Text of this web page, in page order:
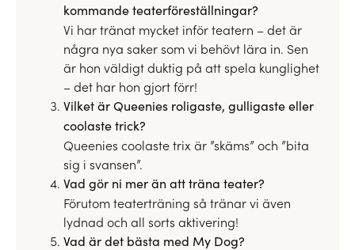
kommande teaterföreställningar?
Vi har tränat mycket inför teatern – det är
några nya saker som vi behövt lära in. Sen
är hon väldigt duktig på att spela kunglighet
– det har hon gjort förr!
Vilket är Queenies roligaste, gulligaste eller
coolaste trick?
Queenies coolaste trix är ”skäms” och ”bita
sig i svansen”.
Vad gör ni mer än att träna teater?
Förutom teaterträning så tränar vi även
lydnad och all sorts aktivering!
Vad är det bästa med My Dog?